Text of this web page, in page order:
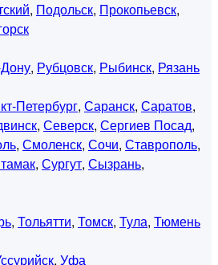
, Подольск, Прокопьевск,
, Рубцовск, Рыбинск, Рязань
Петербург, Саранск, Саратов,
, Северск, Сергиев Посад,
, Смоленск, Сочи, Ставрополь,
, Сургут, Сызрань,
, Тольятти, Томск, Тула, Тюмень
, Уфа